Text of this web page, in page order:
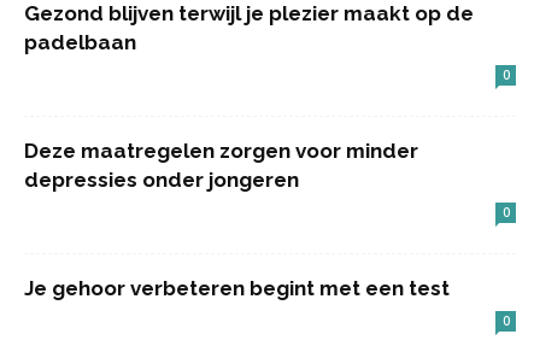
Gezond blijven terwijl je plezier maakt op de
padelbaan
0
Deze maatregelen zorgen voor minder
depressies onder jongeren
0
Je gehoor verbeteren begint met een test
0